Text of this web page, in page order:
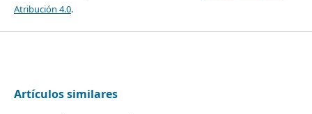
Atribución 4.0.
Artículos similares